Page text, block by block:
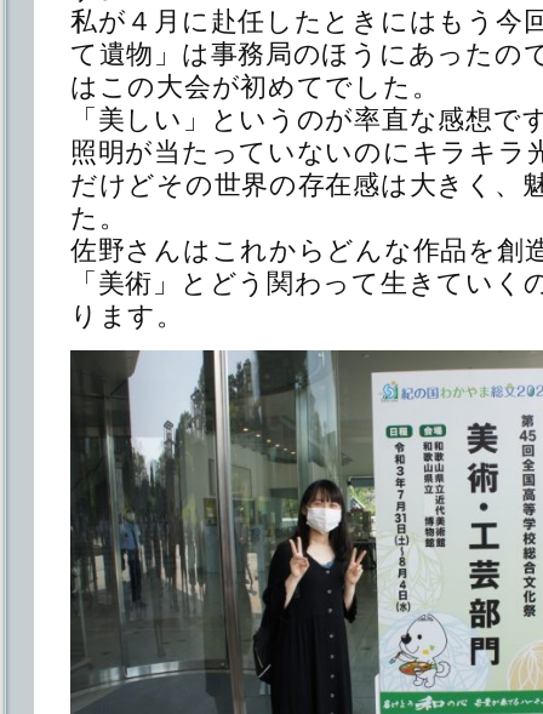
私が４月に赴任したときにはもう今
て遺物」は事務局のほうにあったの
はこの大会が初めてでした。
「美しい」というのが率直な感想で
照明が当たっていないのにキラキラ
だけどその世界の存在感は大きく、
た。
佐野さんはこれからどんな作品を創
「美術」とどう関わって生きていく
ります。